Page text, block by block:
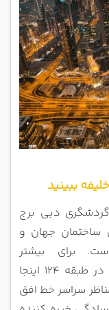
دبی برج
متر بلندترین ساختمان جهان و
برای بیشتر
بازدیدکنندگان، سفر به عرشه دیدبانی در طبقه 124 اینجا
سراسر خط افق